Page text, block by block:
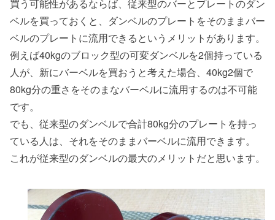
買う可能性があるならば、従来型のバーとプレートのダン
ベルを買っておくと、ダンベルのプレートをそのままバー
ベルのプレートに流用できるというメリットがあります。
例えば40kgのブロック型の可変ダンベルを2個持っている
人が、新にバーベルを買おうと考えた場合、40kg2個で
80kg分の重さをそのまなバーベルに流用するのは不可能
です。
でも、従来型のダンベルで合計80kg分のプレートを持っ
ている人は、それをそのままバーベルに流用できます。
これが従来型のダンベルの最大のメリットだと思います。